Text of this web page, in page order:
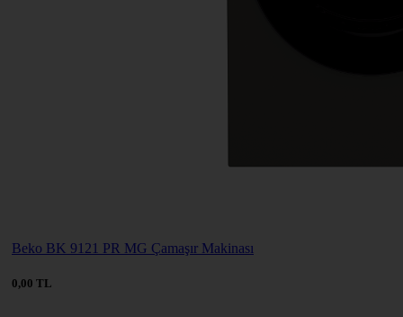
Beko BK 9121 PR MG Çamaşır Makinası
0,00 TL